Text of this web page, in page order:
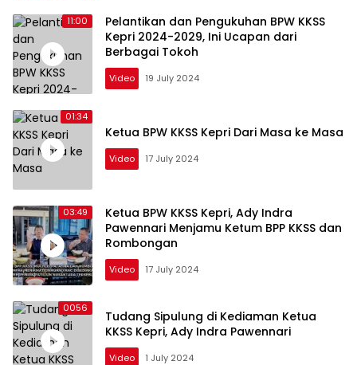
11:00
Pelantikan dan Pengukuhan BPW KKSS
Kepri 2024-2029, Ini Ucapan dari
Berbagai Tokoh
Video 19 July 2024
01:34
Ketua BPW KKSS Kepri Dari Masa ke Masa
Video 17 July 2024
03:49
Ketua BPW KKSS Kepri, Ady Indra
Pawennari Menjamu Ketum BPP KKSS dan
Rombongan
Video 17 July 2024
0056
Tudang Sipulung di Kediaman Ketua
KKSS Kepri, Ady Indra Pawennari
Video 1 July 2024